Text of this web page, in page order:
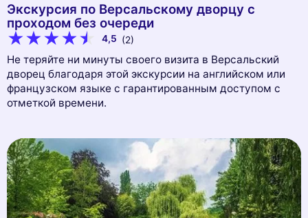
Экскурсия по Версальскому дворцу с
проходом без очереди
4,5 (2)
Не теряйте ни минуты своего визита в Версальский
дворец благодаря этой экскурсии на английском или
французском языке с гарантированным доступом с
отметкой времени.